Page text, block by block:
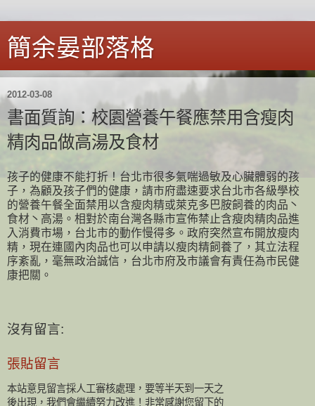
簡余晏部落格
2012-03-08
書面質詢：校園營養午餐應禁用含瘦肉
精肉品做高湯及食材
孩子的健康不能打折！台北市很多氣喘過敏及心臟體弱的孩
子，為顧及孩子們的健康，請市府盡速要求台北市各級學校
的營養午餐全面禁用以含瘦肉精或萊克多巴胺飼養的肉品丶
食材丶高湯。相對於南台灣各縣市宣佈禁止含瘦肉精肉品進
入消費市場，台北市的動作慢得多。政府突然宣布開放瘦肉
精，現在連國內肉品也可以申請以瘦肉精飼養了，其立法程
序紊亂，毫無政治誠信，台北市府及市議會有責任為市民健
康把關。
沒有留言:
張貼留言
本站意見留言採人工審核處理，要等半天到一天之
後出現，我們會繼續努力改進！非常感謝您留下的